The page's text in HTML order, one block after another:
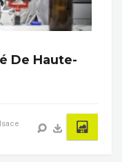
De Haute-